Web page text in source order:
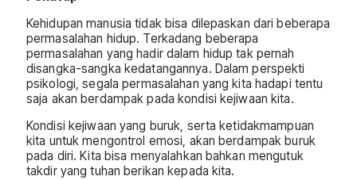
Kehidupan manusia tidak bisa dilepaskan dari beberapa
permasalahan hidup. Terkadang beberapa
permasalahan yang hadir dalam hidup tak pernah
disangka-sangka kedatangannya. Dalam perspekti
psikologi, segala permasalahan yang kita hadapi tentu
saja akan berdampak pada kondisi kejiwaan kita.
Kondisi kejiwaan yang buruk, serta ketidakmampuan
kita untuk mengontrol emosi, akan berdampak buruk
pada diri. Kita bisa menyalahkan bahkan mengutuk
takdir yang tuhan berikan kepada kita.